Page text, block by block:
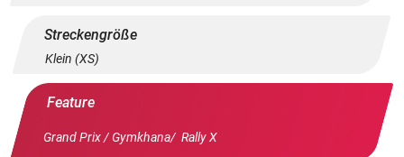
Streckengröße
Klein (XS)
Feature
Grand Prix / Gymkhana/ Rally X